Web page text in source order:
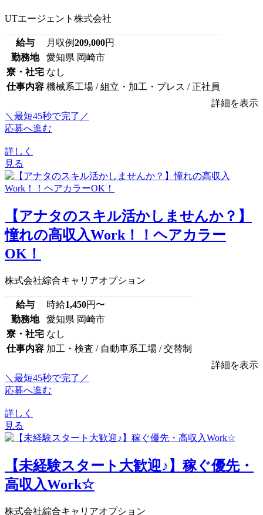
UTエージェント株式会社
給与 月収例209,000円
勤務地
愛知県 岡崎市
寮・社宅 なし
仕事内容 機械系工場 / 組立・加工・プレス / 正社員
詳細を表示
＼最短45秒で完了／
応募へ進む
詳しく
見る
【アナタのスキル活かしませんか？】
憧れの高収入Work！！ヘアカラー
OK！
株式会社綜合キャリアオプション
給与 時給1,450円〜
勤務地
愛知県 岡崎市
寮・社宅 なし
仕事内容 加工・検査 / 自動車系工場 / 交替制
詳細を表示
＼最短45秒で完了／
応募へ進む
詳しく
見る
【未経験スタート大歓迎♪】稼ぐ優先・
高収入Work☆
株式会社綜合キャリアオプション